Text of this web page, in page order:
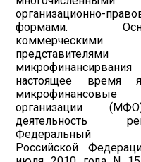
организационно-
формами.
коммерческими
представителями
настоящее время
микрофинансовые
организации
деятельность
Федеральный
Российской